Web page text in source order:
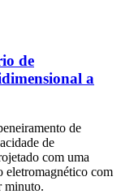
de
a
de
de
com uma
eletromagnético com
minuto.